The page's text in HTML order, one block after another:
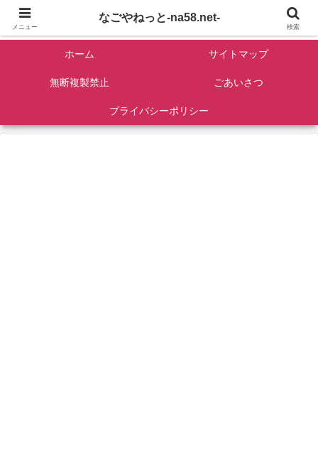
名古屋を中心に全国観光名所紹介/バンコンDIY/ゴロマル・よっちゃん夫婦のド
ホーム サイトマップ
無断複製禁止 ごあいさつ
プライバシーポリシー
メニュー
なごやねっと-na58.net-
検索